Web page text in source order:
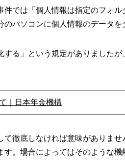
件では「個人情報は指定のフォ
パソコンに個人情報のデータを
る」という規定がありました
｜日本年金機構
徹底しなければ意味がありま
。場合によってはそのような機